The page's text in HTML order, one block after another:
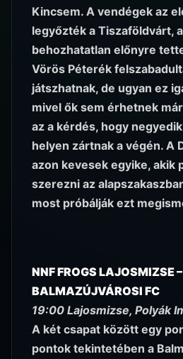
Kincsem. A vendégek az
legyőzték a Tiszaföldvárt,
behozhatatlan előnyre
Vörös Péterék
játszhatnak, de ugyan ez
mivel ők sem érhetnek
az a kérdés, hogy
helyen zártnak a végén. A
azon kevesek egyike, akik
szerezni az
most próbálják ezt
NNF FROGS LAJOSMIZSE –
BALMAZÚJVÁROSI FC
19:00 Lajosmizse, Polyák
A két csapat között egy
pontok tekintetében a